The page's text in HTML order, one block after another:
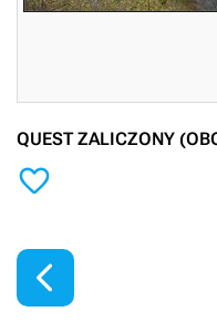
QUEST ZALICZONY

